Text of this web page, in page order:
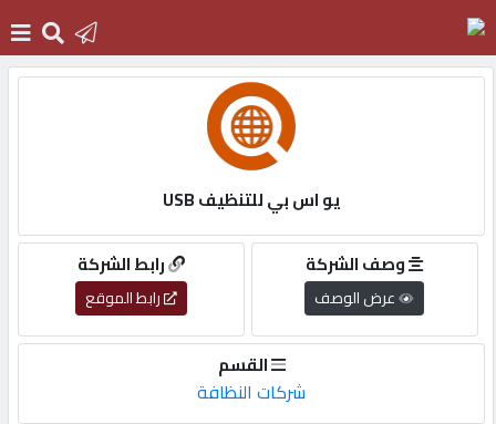
التسجيل
English
يو اس بي للتنظيف USB
رابط الشركة
رابط الموقع
وصف الشركة
عرض الوصف
القسم
شركات النظافة